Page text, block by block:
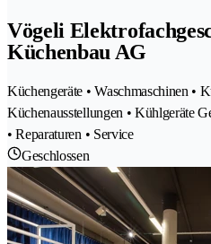
Vögeli
Küchenbau AG
Küchengeräte • Waschmaschinen •
Küchenausstellungen • Kühlgeräte
• Reparaturen • Service
Geschlossen